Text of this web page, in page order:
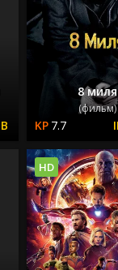
8 миля
(фильм)
7.7
HD